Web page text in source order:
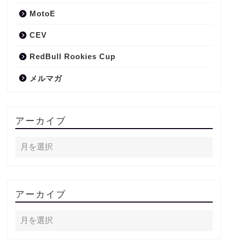
MotoE
CEV
RedBull Rookies Cup
メルマガ
アーカイブ
アーカイブ